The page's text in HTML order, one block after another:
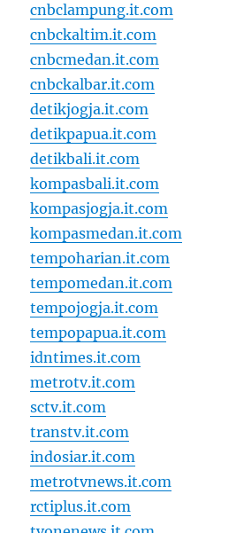
cnbclampung.it.com
cnbckaltim.it.com
cnbcmedan.it.com
cnbckalbar.it.com
detikjogja.it.com
detikpapua.it.com
detikbali.it.com
kompasbali.it.com
kompasjogja.it.com
kompasmedan.it.com
tempoharian.it.com
tempomedan.it.com
tempojogja.it.com
tempopapua.it.com
idntimes.it.com
metrotv.it.com
sctv.it.com
transtv.it.com
indosiar.it.com
metrotvnews.it.com
rctiplus.it.com